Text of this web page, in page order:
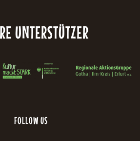
UNTERSTÜTZER
FOLLOW US